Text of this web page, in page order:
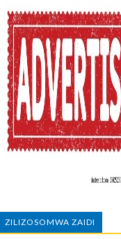
ZAO KWA TRA
ZILIZOSOMWA ZAIDI